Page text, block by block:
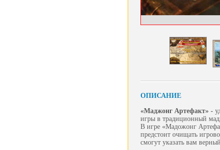
ОПИСАНИЕ
«Маджонг Артефакт» -
игры в традиционный
В игре «Мадожонг
предстоит очищать
смогут указать вам